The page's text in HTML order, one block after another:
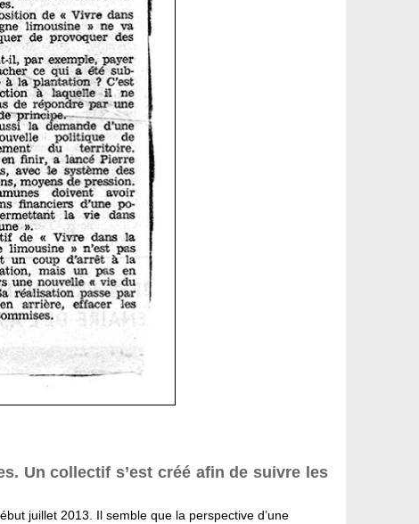
Un collectif s’est créé afin de suivre les
juillet 2013. Il semble que la perspective d’une